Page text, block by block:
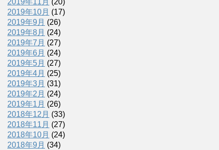
2019年10月 (17)
2019年9月 (26)
2019年8月 (24)
2019年7月 (27)
2019年6月 (24)
2019年5月 (27)
2019年4月 (25)
2019年3月 (31)
2019年2月 (24)
2019年1月 (26)
2018年12月 (33)
2018年11月 (27)
2018年10月 (24)
2018年9月 (34)